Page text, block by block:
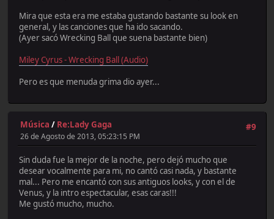
Mira que esta era me estaba gustando bastante su look en
general, y las canciones que ha ido sacando.
(Ayer sacó Wrecking Ball que suena bastante bien)
Miley Cyrus - Wrecking Ball (Audio)
Pero es que menuda grima dio ayer...
#9
Música / Re:Lady Gaga
26 de Agosto de 2013, 05:23:15 PM
Sin duda fue la mejor de la noche, pero dejó mucho que
desear vocalmente para mi, no cantó casi nada, y bastante
mal... Pero me encantó con sus antiguos looks, y con el de
Venus, y la intro espectacular, esas caras!!!
Me gustó mucho, mucho.